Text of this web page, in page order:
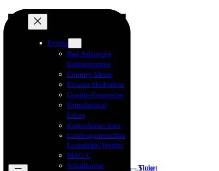
Events
Bad Salzunger
Kultursommer
Country Messe
Erfurter Herbstlese
Goethe-Festwoche
Krimifestival
Erfurt
KulturArena Jena
Landesgartenschau
Leinefelde-Worbis
MAG-C
Schallkultur